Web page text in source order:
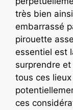
très bien
embarrassé
pirouette
essentiel est
surprendre
tous ces
ces